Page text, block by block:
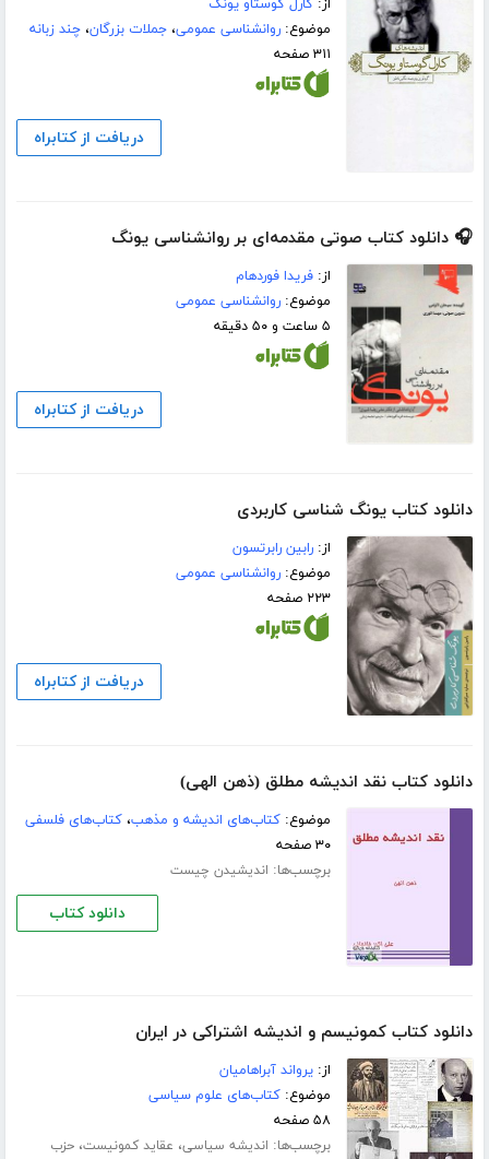
از: کارل گوستاو یونگ
موضوع:روانشناسی عمومی،جملات بزرگان،چند زبانه
۳۱۱ صفحه
دریافت از کتابراه
🎧 دانلود کتاب صوتی مقدمه‌ای بر روانشناسی یونگ
از:فریدا فوردهام
موضوع:روانشناسی عمومی
۵ ساعت و ۵۰ دقیقه
دریافت از کتابراه
دانلود کتاب یونگ شناسی کاربردی
از:رابین رابرتسون
موضوع:روانشناسی عمومی
۲۲۳ صفحه
دریافت از کتابراه
دانلود کتاب نقد اندیشه مطلق (ذهن الهی)
موضوع:کتاب‌های اندیشه و مذهب،کتاب‌های فلسفی
۳۰ صفحه
برچسب‌ها: اندیشیدن چیست
دانلود کتاب
دانلود کتاب کمونیسم و اندیشه اشتراکی در ایران
از:یرواند آبراهامیان
موضوع:کتاب‌های علوم سیاسی
۵۸ صفحه
برچسب‌ها: اندیشه سیاسی، عقاید کمونیست،حزب